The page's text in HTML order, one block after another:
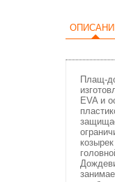
Плащ-
EVA и